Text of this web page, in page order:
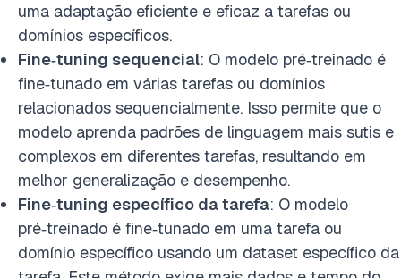
uma adaptação eficiente e eficaz a tarefas ou
domínios específicos.
Fine‑tuning sequencial: O modelo pré‑treinado é
fine‑tunado em várias tarefas ou domínios
relacionados sequencialmente. Isso permite que o
modelo aprenda padrões de linguagem mais sutis e
complexos em diferentes tarefas, resultando em
melhor generalização e desempenho.
Fine‑tuning específico da tarefa: O modelo
pré‑treinado é fine‑tunado em uma tarefa ou
domínio específico usando um dataset específico da